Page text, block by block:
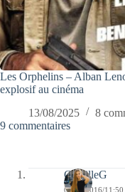
Les Orphelins – Alban
explosif au cinéma
13/08/2025
8
9 commentaires
CamilleG
03/08/2016/11:50